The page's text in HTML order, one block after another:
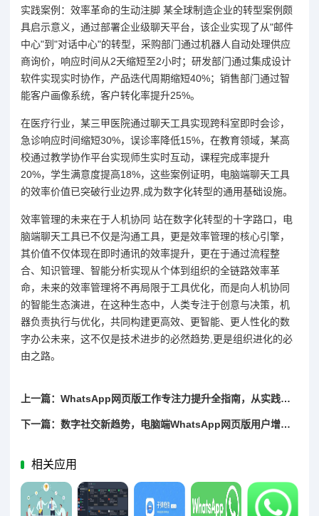
实践案例：效率革命的生动注脚 某全球制造企业的转型案例颇
具启示意义，通过部署企业级聊天平台，该企业实现了从"邮件
中心"到"对话中心"的转型，采购部门通过机器人自动处理供应
商询价，响应时间从2天缩短至2小时；研发部门通过集成设计
软件实现实时协作，产品迭代周期缩短40%；销售部门通过智
能客户画像系统，客户转化率提升25%。
在医疗行业，某三甲医院通过聊天工具实现跨科室即时会诊，
急诊响应时间缩短30%，误诊率降低15%，在教育领域，某高
校通过教学协作平台实现师生实时互动，课程完成率提升
20%，学生满意度提高18%，这些案例证明，电脑端聊天工具
的效率价值已突破行业边界,成为数字化转型的通用基础设施。
效率管理的未来在于人机协同 站在数字化转型的十字路口，电
脑端聊天工具已不仅是沟通工具，更是效率管理的核心引擎，
其价值不仅体现在即时通讯的效率提升，更在于通过流程整
合、知识管理、智能分析实现从个体到组织的全链路效率革
命，未来的效率管理将不再局限于工具优化，而是向人机协同
的智能生态演进，在这种生态中，人类专注于创意与决策，机
器负责执行与优化，共同构建更高效、更智能、更人性化的数
字办公未来，这不仅是技术进步的必然趋势,更是组织进化的必
由之路。
上一篇：WhatsApp网页版工作专注力提升全指南，从实践到理论的精准突破
下一篇：数字社交新趋势，电脑端WhatsApp网页版用户增长潮
相关应用